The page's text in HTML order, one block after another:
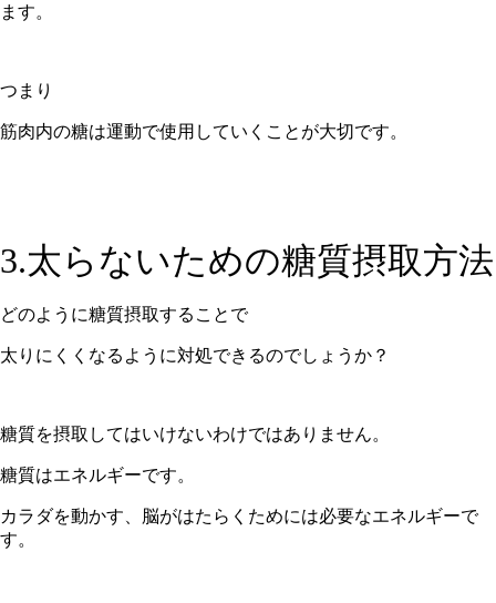
ます。
つまり
筋肉内の糖は運動で使用していくことが大切です。
3.太らないための糖質摂取方法
どのように糖質摂取することで
太りにくくなるように対処できるのでしょうか？
糖質を摂取してはいけないわけではありません。
糖質はエネルギーです。
カラダを動かす、脳がはたらくためには必要なエネルギーで
す。